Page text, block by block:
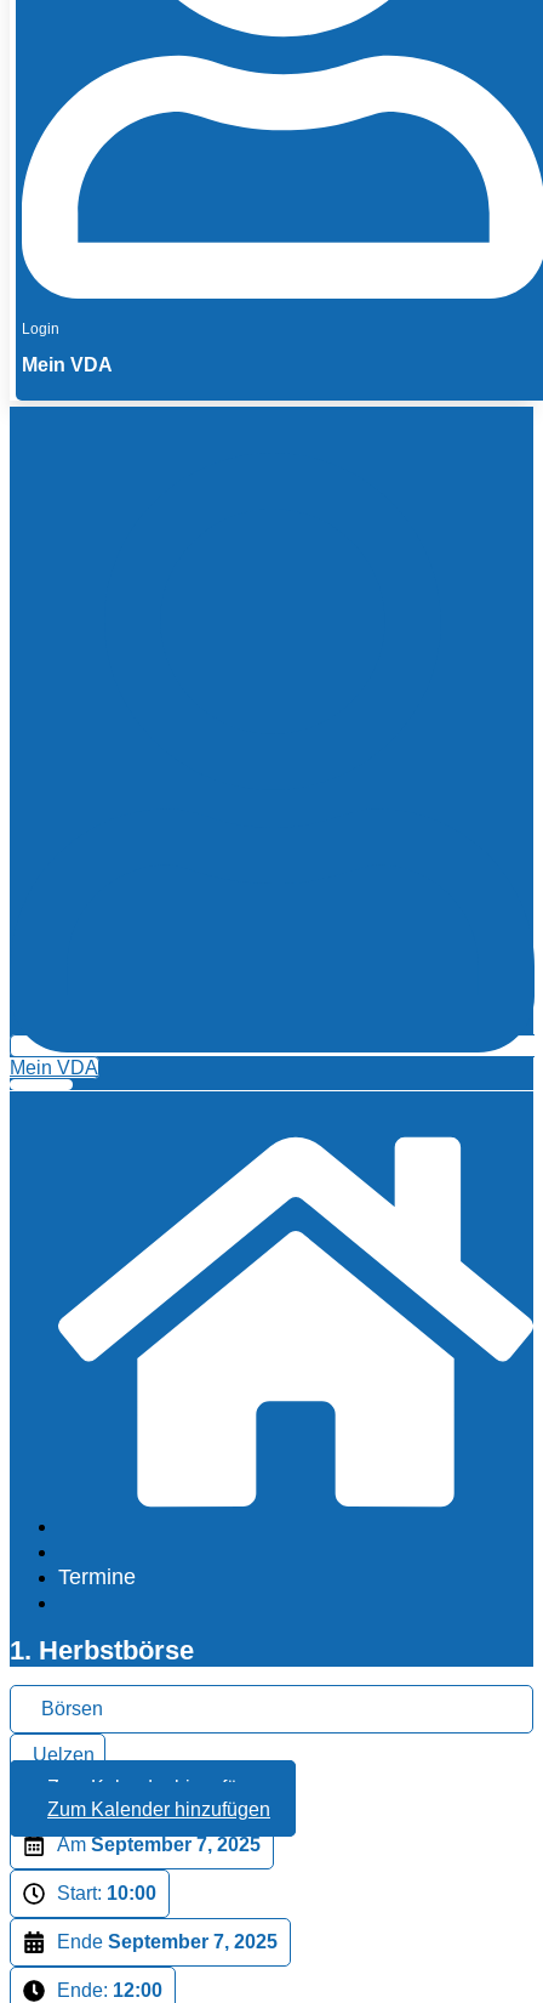
Login
Mein VDA
Mein VDA
Termine
1. Herbstbörse
Börsen
Uelzen
Zum Kalender hinzufügen
Zum Kalender hinzufügen
Am September 7, 2025
Start: 10:00
Ende September 7, 2025
Ende: 12:00